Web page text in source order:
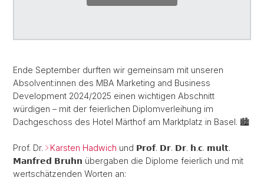
Ende September durften wir gemeinsam mit unseren
Absolvent:innen des MBA Marketing and Business
Development 2024/2025 einen wichtigen Abschnitt
würdigen – mit der feierlichen Diplomverleihung im
Dachgeschoss des Hotel Märthof am Marktplatz in Basel. 🏙️
Prof. Dr. Karsten Hadwich und 𝗣𝗿𝗼𝗳. 𝗗𝗿. 𝗗𝗿. 𝗵.𝗰. 𝗺𝘂𝗹𝘁.
𝗠𝗮𝗻𝗳𝗿𝗲𝗱 𝗕𝗿𝘂𝗵𝗻 übergaben die Diplome feierlich und mit
wertschätzenden Worten an: